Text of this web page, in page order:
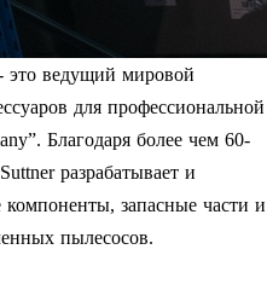
это ведущий мировой
для профессиональной
Благодаря более чем 60-
разрабатывает и
компоненты, запасные части и
пылесосов.